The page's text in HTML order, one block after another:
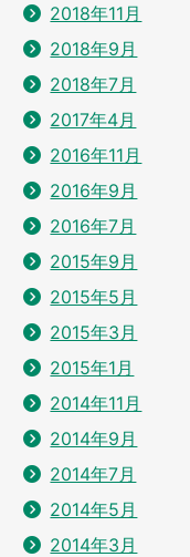
2018年11月
2018年9月
2018年7月
2017年4月
2016年11月
2016年9月
2016年7月
2015年9月
2015年5月
2015年3月
2015年1月
2014年11月
2014年9月
2014年7月
2014年5月
2014年3月